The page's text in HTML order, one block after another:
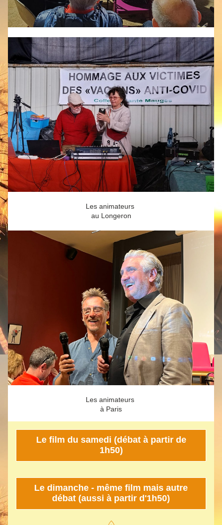
Les animateurs
au Longeron
Les animateurs
à Paris
Le film du samedi (débat à partir de
1h50)
Le dimanche - même film mais autre
débat (aussi à partir d'1h50)